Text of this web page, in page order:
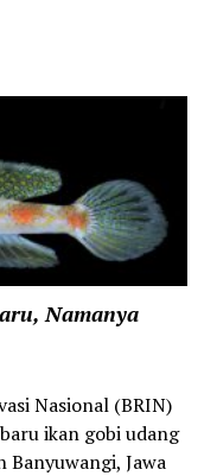
Namanya
Nasional (BRIN)
ikan gobi udang
Jawa